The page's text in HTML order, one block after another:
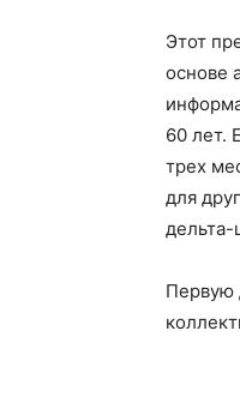
Этот
основе
60 лет.
трех
для
Первую